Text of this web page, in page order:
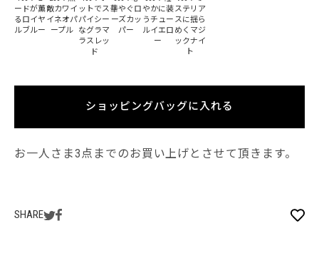
ードが薫
るロイヤ
ルブルー
敵カワイ
イネオパ
ープル
ットでス
パイシー
なグラマ
ラスレッ
ド
華やぐロ
ーズカッ
パー
やかに装
うチュー
ルイエロ
ー
ステリア
スに揺ら
めくマジ
ックナイ
ト
ショッピングバッグに入れる
お一人さま3点までのお買い上げとさせて頂きます。
SHARE